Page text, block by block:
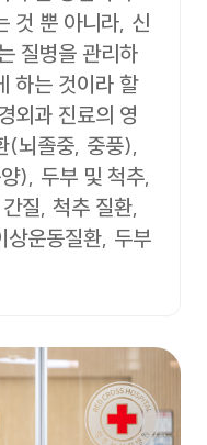
것 뿐 아니라, 신
질병을 관리하
하는 것이라 할
외과 진료의 영
(뇌졸중, 중풍),
), 두부 및 척추,
질, 척추 질환,
상운동질환, 두부